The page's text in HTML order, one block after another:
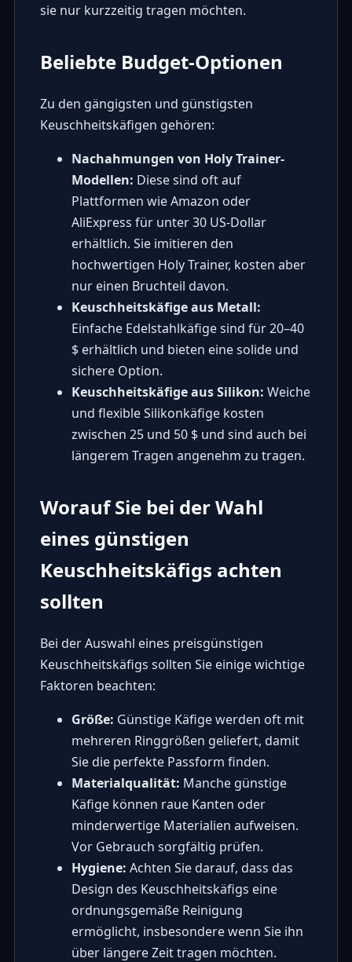
sie nur kurzzeitig tragen möchten.
Beliebte Budget-Optionen
Zu den gängigsten und günstigsten
Keuschheitskäfigen gehören:
Nachahmungen von Holy Trainer-
Modellen: Diese sind oft auf
Plattformen wie Amazon oder
AliExpress für unter 30 US-Dollar
erhältlich. Sie imitieren den
hochwertigen Holy Trainer, kosten aber
nur einen Bruchteil davon.
Keuschheitskäfige aus Metall:
Einfache Edelstahlkäfige sind für 20–40
$ erhältlich und bieten eine solide und
sichere Option.
Keuschheitskäfige aus Silikon: Weiche
und flexible Silikonkäfige kosten
zwischen 25 und 50 $ und sind auch bei
längerem Tragen angenehm zu tragen.
Worauf Sie bei der Wahl
eines günstigen
Keuschheitskäfigs achten
sollten
Bei der Auswahl eines preisgünstigen
Keuschheitskäfigs sollten Sie einige wichtige
Faktoren beachten:
Größe: Günstige Käfige werden oft mit
mehreren Ringgrößen geliefert, damit
Sie die perfekte Passform finden.
Materialqualität: Manche günstige
Käfige können raue Kanten oder
minderwertige Materialien aufweisen.
Vor Gebrauch sorgfältig prüfen.
Hygiene: Achten Sie darauf, dass das
Design des Keuschheitskäfigs eine
ordnungsgemäße Reinigung
ermöglicht, insbesondere wenn Sie ihn
über längere Zeit tragen möchten.